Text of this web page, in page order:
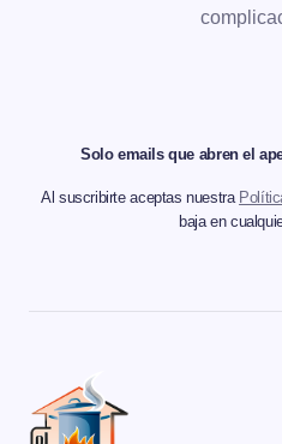
Solo emails que abren el
Al suscribirte aceptas nuestra
baja en